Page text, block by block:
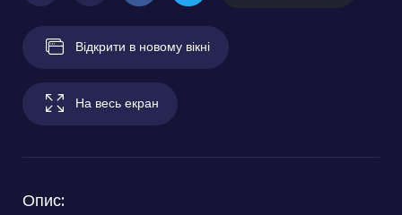
Відкрити в новому вікні
На весь екран
Опис: